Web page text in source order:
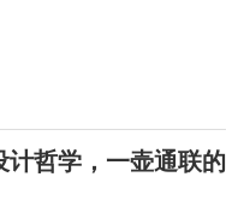
计哲学，一壶通联的